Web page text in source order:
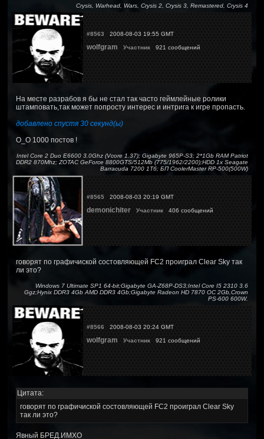
Crysis, Warhead, Wars, Crysis 2, Crysis 3, Remastered, Crysis 4
#8563 2008-08-03 19:55 GMT
wolfgram Участник 921 сообщений
На месте разрабов я бы не стал так часто геймлейные ролики
штамповать,так может попросту интерес и интрига к игре пропасть.
добавлено спустя 30 секунд(ы)
O_O 1000 постов !
Intel Core 2 Duo E6600 3.0Ghz (Vcore 1.37); Gigabyte 965P-S3; 2*1Gb RAM Patriot
DDR2 870Mhz; ZOTAC GeForce 8800GTS/512Mb (775/1962/2200);HDD 1x Seagate
Barracuda 7200 1Тб; БП CoolerMaster RP-500(500W)
#8565 2008-08-03 20:19 GMT
demonichiter Участник 406 сообщений
говорят по графичиской состовляющей FC2 проиграл Clear Sky так
ли это?
Windows 7 Ultimate SP1 64-bit;Gigabyte GA-Z68P-DS3;Intel Core I5 2310 3.6
Ggz;Hynix DDR3 4Gb AMD DDR3 4Gb;Gigabyte Radeon HD 7870 OC 2Gb,Crown
PS-600 600W.
#8566 2008-08-03 20:24 GMT
wolfgram Участник 921 сообщений
Цитата:
говорят по графичиской состовляющей FC2 проиграл Clear Sky
так ли это?
Явный БРЕД.ИМХО